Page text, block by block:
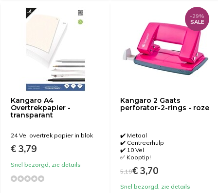
Kangaro A4
Overtrekpapier -
transparant
24 Vel overtrek papier in blok
€ 3,79
Snel bezorgd, zie details
Kangaro 2 Gaats
perforator-2-rings - roze
-29%
SALE
✔️ Metaal
✔️ Centreerhulp
✔️ 10 Vel
✅ Kooptip!
5,19€ 3,70
Snel bezorgd, zie details